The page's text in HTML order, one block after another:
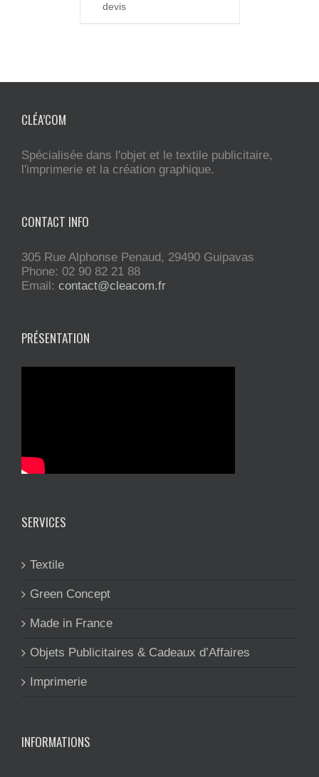
devis
CLÉA’COM
Spécialisée dans l'objet et le textile publicitaire,
l'imprimerie et la création graphique.
CONTACT INFO
305 Rue Alphonse Penaud, 29490 Guipavas
Phone: 02 90 82 21 88
Email: contact@cleacom.fr
PRÉSENTATION
SERVICES
Textile
Green Concept
Made in France
Objets Publicitaires & Cadeaux d’Affaires
Imprimerie
INFORMATIONS